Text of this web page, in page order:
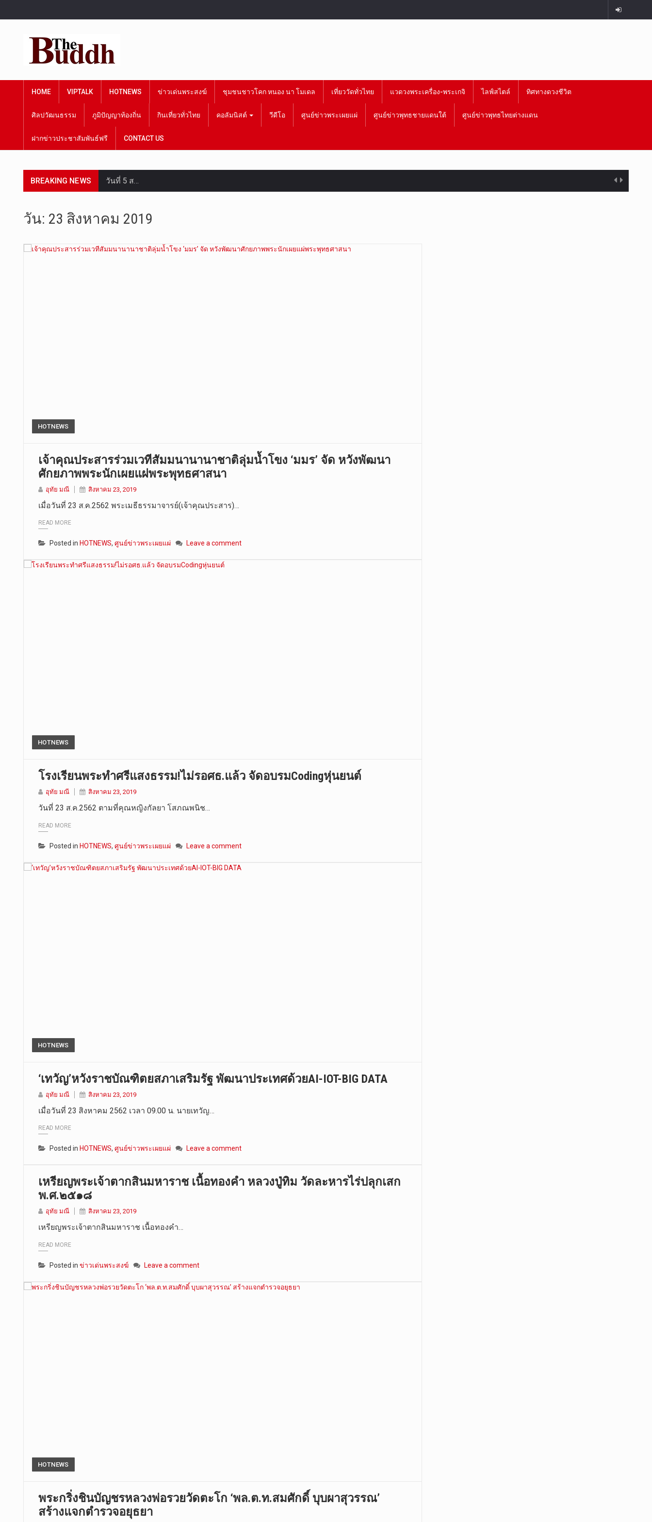
HOME VIPTALK HOTNEWS ข่าวเด่นพระสงฆ์ ชุมชนชาวโคก หนอง นา โมเดล เที่ยววัดทั่วไทย แวดวงพระเครื่อง-พระเกจิ ไลฟ์สไตล์ ทิศทางดวงชีวิต
ศิลปวัฒนธรรม ภูมิปัญญาท้องถิ่น กินเที่ยวทั่วไทย คอลัมนิสต์ วีดีโอ ศูนย์ข่าวพระเผยแผ่ ศูนย์ข่าวพุทธชายแดนใต้ ศูนย์ข่าวพุทธไทยต่างแดน
ฝากข่าวประชาสัมพันธ์ฟรี CONTACT US
BREAKING NEWS วันที่ 5 ส…
วันที่ 4 ส…
วันจันทร์ท…
วัน: 23 สิงหาคม 2019
HOTNEWS
เจ้าคุณประสารร่วมเวทีสัมมนานานาชาติลุ่มน้ำโขง ‘มมร’ จัด หวังพัฒนา
ศักยภาพพระนักเผยแผ่พระพุทธศาสนา
อุทัย มณี สิงหาคม 23, 2019
เมื่อวันที่ 23 ส.ค.2562 พระเมธีธรรมาจารย์(เจ้าคุณประสาร)…
READ MORE
Posted in HOTNEWS, ศูนย์ข่าวพระเผยแผ่ Leave a comment
HOTNEWS
โรงเรียนพระทำศรีแสงธรรม!ไม่รอศธ.แล้ว จัดอบรมCodingหุ่นยนต์
อุทัย มณี สิงหาคม 23, 2019
วันที่ 23 ส.ค.2562 ตามที่คุณหญิงกัลยา โสภณพนิช…
READ MORE
Posted in HOTNEWS, ศูนย์ข่าวพระเผยแผ่ Leave a comment
HOTNEWS
‘เทวัญ’หวังราชบัณฑิตยสภาเสริมรัฐ พัฒนาประเทศด้วยAI-IOT-BIG DATA
อุทัย มณี สิงหาคม 23, 2019
เมื่อวันที่ 23 สิงหาคม 2562 เวลา 09.00 น. นายเทวัญ…
READ MORE
Posted in HOTNEWS, ศูนย์ข่าวพระเผยแผ่ Leave a comment
เหรียญพระเจ้าตากสินมหาราช เนื้อทองคำ หลวงปู่ทิม วัดละหารไร่ปลุกเสก
พ.ศ.๒๕๑๘
อุทัย มณี สิงหาคม 23, 2019
เหรียญพระเจ้าตากสินมหาราช เนื้อทองคำ…
READ MORE
Posted in ข่าวเด่นพระสงฆ์ Leave a comment
HOTNEWS
พระกริ่งชินบัญชรหลวงพ่อรวย​วัดตะโก ‘พล.ต.ท.สมศักดิ์ บุบผาสุวรรณ’
สร้างแจกตำรวจอยุธยา